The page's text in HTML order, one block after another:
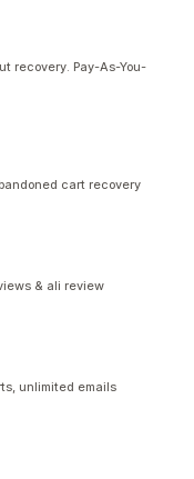
recovery. Pay-As-You-
cart recovery
& ali review
unlimited emails